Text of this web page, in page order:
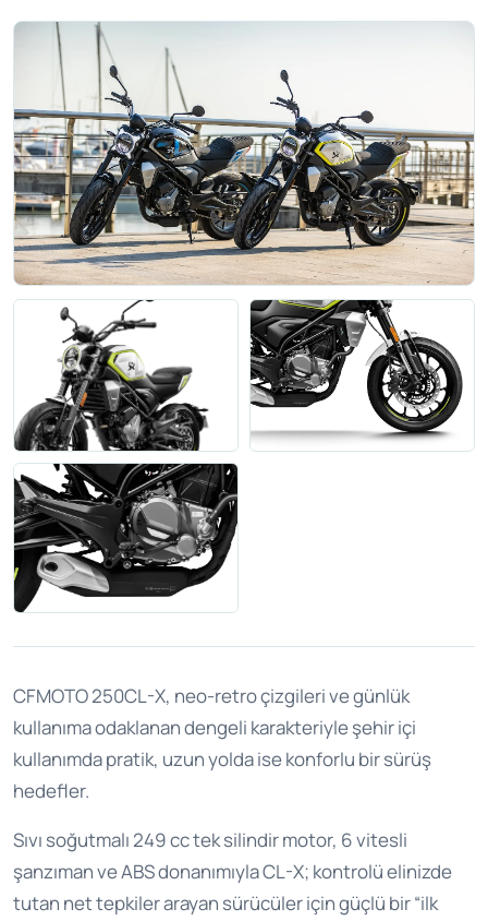
CFMOTO 250CL-X, neo-retro çizgileri ve günlük
kullanıma odaklanan dengeli karakteriyle şehir içi
kullanımda pratik, uzun yolda ise konforlu bir sürüş
hedefler.
Sıvı soğutmalı 249 cc tek silindir motor, 6 vitesli
şanzıman ve ABS donanımıyla CL-X; kontrolü elinizde
tutan net tepkiler arayan sürücüler için güçlü bir “ilk